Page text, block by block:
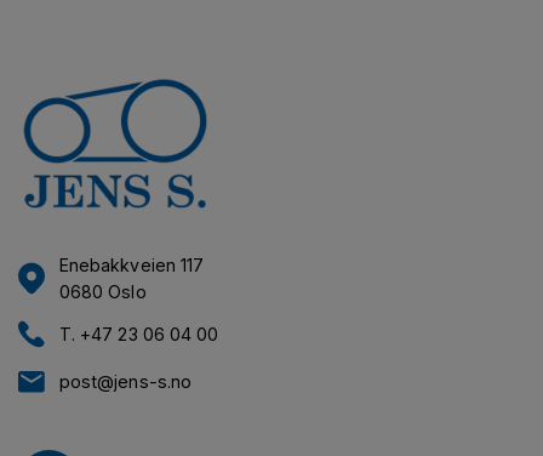
Enebakkveien 117
0680 Oslo
T. +47 23 06 04 00
post@jens-s.no